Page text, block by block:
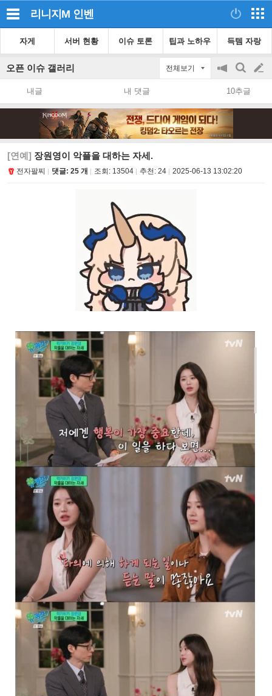
리니지M 인벤
자게 서버 현황 이슈 토론 팁과 노하우 득템 자랑
오픈 이슈 갤러리 전체보기
공
지
on/off
검
색
글
쓰
내글 내 댓글 10추글
[연예] 장원영이 악플을 대하는 자세.
전자팔찌 댓글: 25 개 조회: 13504 추천: 24 2025-06-13 13:02:20